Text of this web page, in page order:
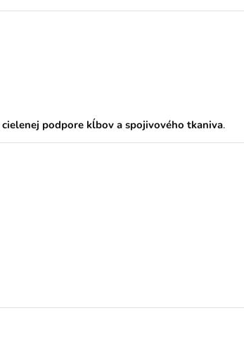
cielenej podpore kĺbov a spojivového tkaniva.